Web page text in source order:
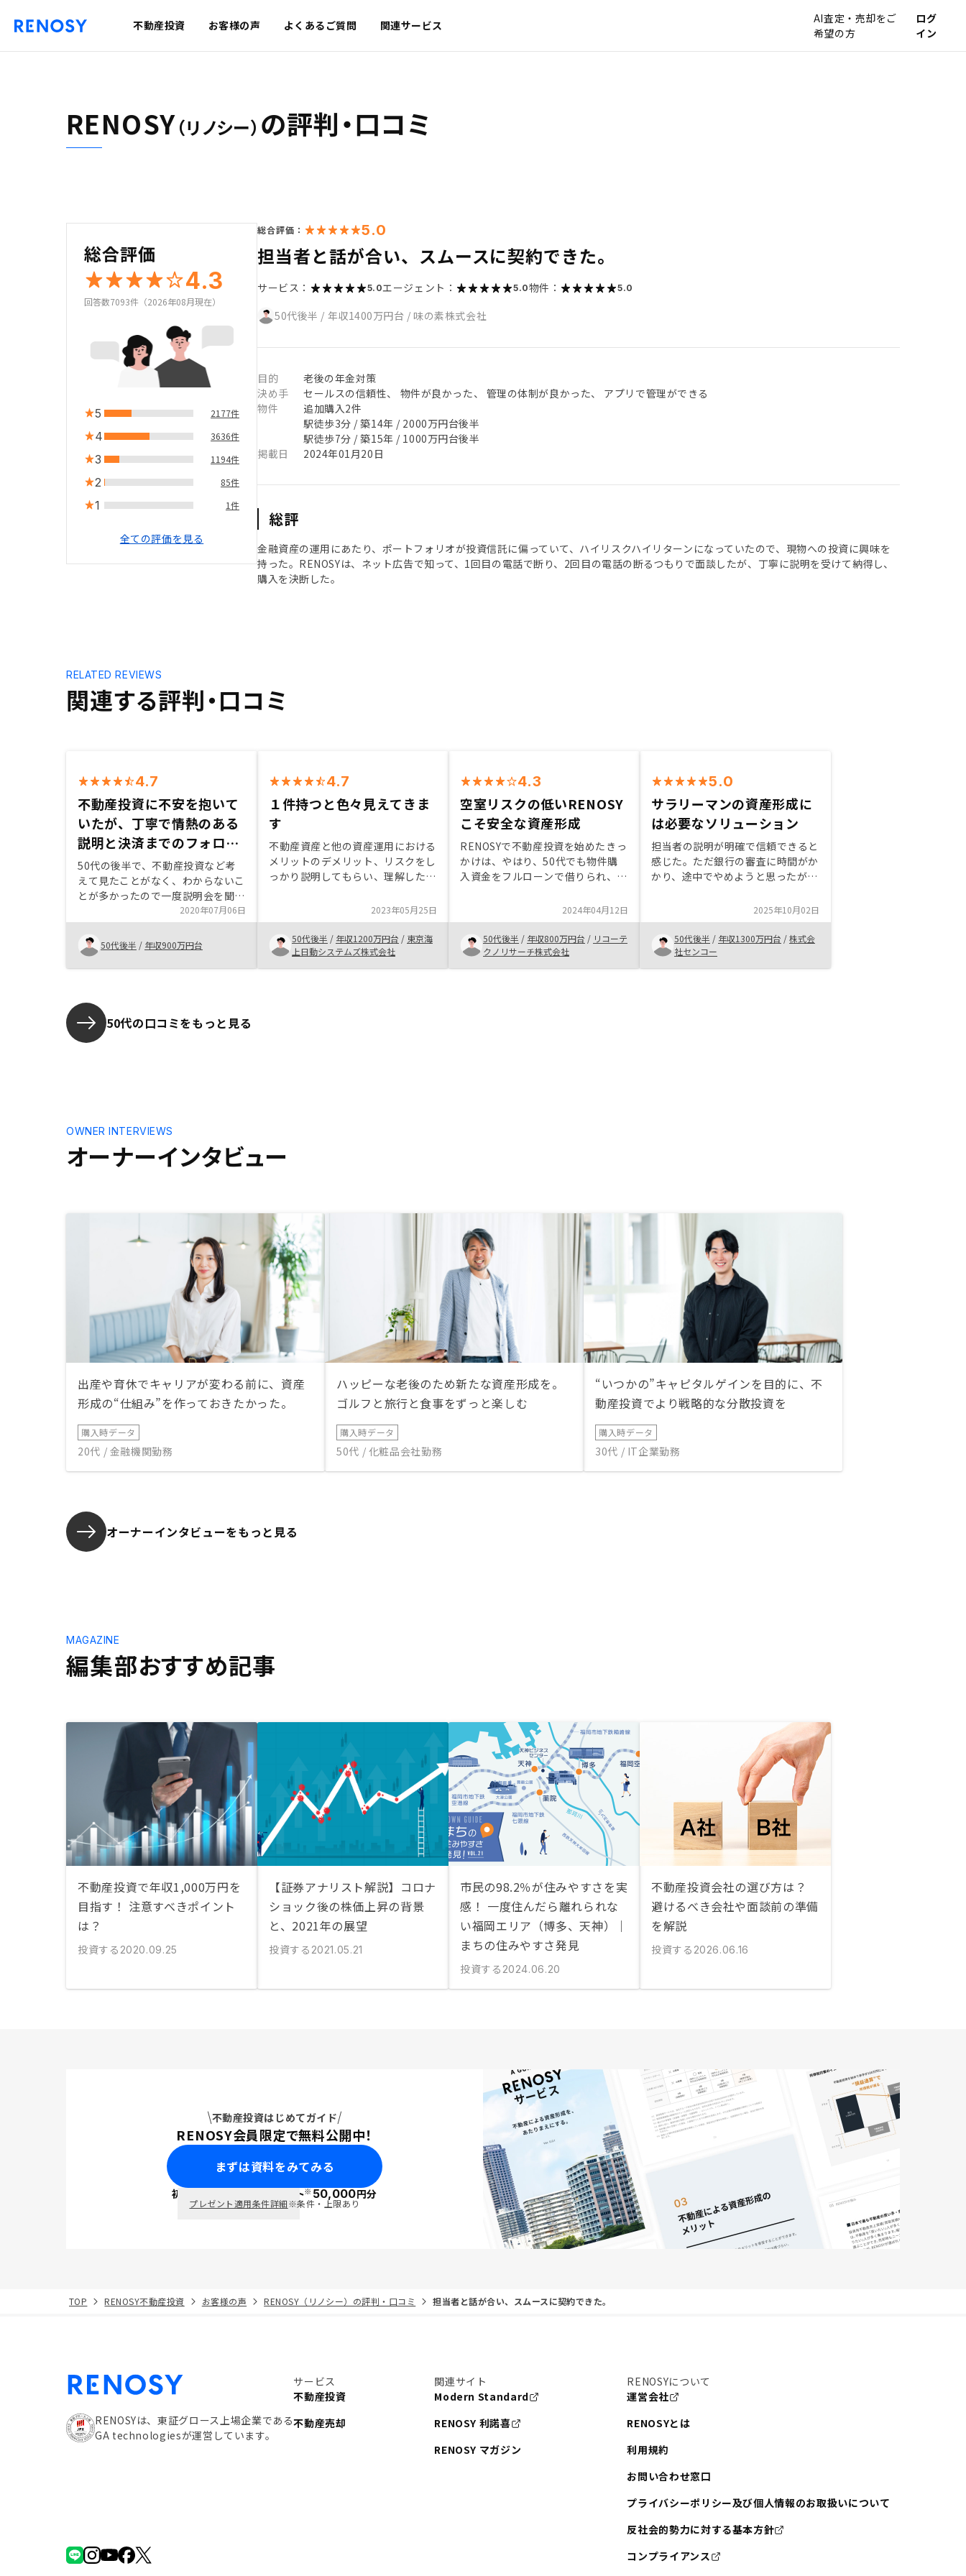
不動産投資 お客様の声 よくあるご質問 関連サービス
AI査定・売却をご
希望の方
ログ
イン
RENOSY（リノシー） の評判・口コミ
総合評価
4.3
回答数7093件（2026年08月現在）
5 2177件
4 3636件
3 1194件
2 85件
1 1件
全ての評価を見る
総合評価： 5.0
担当者と話が合い、スムースに契約できた。
サービス： 5.0エージェント： 5.0物件： 5.0
50代後半 / 年収1400万円台 / 味の素株式会社
目的
老後の年金対策
決め手
セールスの信頼性、 物件が良かった、 管理の体制が良かった、 アプリで管理ができる
物件
追加購入2件
駅徒歩3分 / 築14年 / 2000万円台後半
駅徒歩7分 / 築15年 / 1000万円台後半
掲載日
2024年01月20日
総評
金融資産の運用にあたり、ポートフォリオが投資信託に偏っていて、ハイリスクハイリターンになっていたので、現物への投資に興味を
持った。RENOSYは、ネット広告で知って、1回目の電話で断り、2回目の電話の断るつもりで面談したが、丁寧に説明を受けて納得し、
購入を決断した。
関連する評判・口コミ
RELATED REVIEWS
4.7
不動産投資に不安を抱いて
いたが、丁寧で情熱のある
説明と決済までのフォロー
がわかりやすくよかった
50代の後半で、不動産投資など考
えて見たことがなく、わからないこ
とが多かったので一度説明会を聞い
てそのままでした。少しプランを変
えて、ご提案してきてくれたので、
もう少し話を聞く機会を持ちまし
た。少し興味を持ってきたのです
が、やはり不安があり、コロナが少
で、市場変化が読みづらかったの
で、躊躇していましった。多角的な
見方で、説明を受けて、自分の場
合、このタイミングに投資する方
きました。融資審査から決済まで、
そのステップもわかりやすく、不安
なく進めることができました。物件
で、仕方がないと思いますが、もう
選択肢が増えると素人は判断材料が
なくて、逆に困ってしますと思いま
すが、一方で、いろいろ物件の選択
のポイントを聞くことができたかも
しれないので、今後のためになった
かもしれません。 購入手続きと、
登記に関する手続きも、ステップが
わかりやすく良かったのですが、諸
費用の金額に関して、物件にもよる
のでしょうが、最初の見積もりと、
実際の乖離があり、この部分の細か
な説明をしていただければ、より良
かったと思います。
2020年07月06日
50代後半 / 年収900万円台
4.7
１件持つと色々見えてきま
す
不動産資産と他の資産運用における
メリットのデメリット、リスクをし
っかり説明してもらい、理解した上
次の選択肢での優先順位が明確にな
り、どのような物件を持つべきかが
見えてくるので、決断しやすくなり
ました。 良い物件は決断を早くし
ないと手遅れになります。
2023年05月25日
50代後半 / 年収1200万円台 / 東京海
上日動システムズ株式会社
4.3
空室リスクの低いRENOSY
こそ安全な資産形成
RENOSYで不動産投資を始めたきっ
かけは、やはり、50代でも物件購
入資金をフルローンで借りられ、最
災保険費用）で始められる点が大き
い。 50代の不利な点は、年齢制限
があるのでローンを長期（25年）
で組めないことである。 他人資本
（ローン）で自己資産を育てること
2024年04月12日
50代後半 / 年収800万円台 / リコーテ
クノリサーチ株式会社
5.0
サラリーマンの資産形成に
は必要なソリューション
担当者の説明が明確で信頼できると
感じた。ただ銀行の審査に時間がか
かり、途中でやめようと思ったが、
基準がよくわからなく、最終は満足
はできたが、今後は改善して欲しい
と感じた。
2025年10月02日
50代後半 / 年収1300万円台 /株式会
社センコー
50代の口コミをもっと見る
オーナーインタビュー
OWNER INTERVIEWS
出産や育休でキャリアが変わる前に、資産
形成の“仕組み”を作っておきたかった。
購入時データ
20代 / 金融機関勤務
ハッピーな老後のため新たな資産形成を。
ゴルフと旅行と食事をずっと楽しむ
購入時データ
50代 / 化粧品会社勤務
“いつかの”キャピタルゲインを目的に、不
動産投資でより戦略的な分散投資を
購入時データ
30代 / IT企業勤務
オーナーインタビューをもっと見る
編集部おすすめ記事
MAGAZINE
不動産投資で年収1,000万円を
目指す！ 注意すべきポイント
は？
投資する 2020.09.25
【証券アナリスト解説】コロナ
ショック後の株価上昇の背景
と、2021年の展望
投資する 2021.05.21
市民の98.2％が住みやすさを実
感！ 一度住んだら離れられな
い福岡エリア（博多、天神）｜
まちの住みやすさ発見
投資する 2024.06.20
不動産投資会社の選び方は？
避けるべき会社や面談前の準備
を解説
投資する 2026.06.16
不動産投資はじめてガイド
RENOSY会員限定で無料公開中！
まずは資料をみてみる
初回面談で ポイント※50,000円分
プレゼント適用条件詳細※条件・上限あり
TOP RENOSY不動産投資 お客様の声 RENOSY（リノシー）の評判・口コミ 担当者と話が合い、スムースに契約できた。
RENOSYは、東証グロース上場企業である
GA technologiesが運営しています。
サービス
不動産投資
不動産売却
関連サイト
Modern Standard
RENOSY 利諾喜
RENOSY マガジン
RENOSYについて
運営会社
RENOSYとは
利用規約
お問い合わせ窓口
プライバシーポリシー及び個人情報のお取扱いについて
反社会的勢力に対する基本方針
コンプライアンス